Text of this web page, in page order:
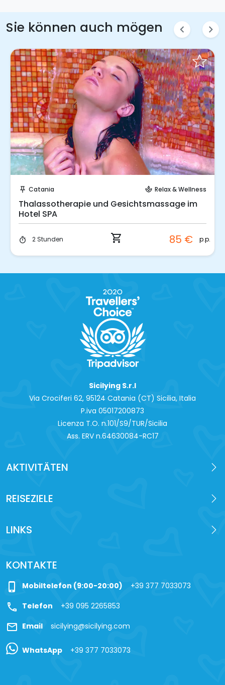
Sie können auch mögen chevron_left chevron_right
push_pin Catania spa Relax & Wellness
Thalassotherapie und Gesichtsmassage im
Hotel SPA
timer 2 Stunden shopping_cart 85 € p.p.
Sicilying S.r.l
Via Crociferi 62, 95124 Catania (CT) Sicilia, Italia
P.iva 0‍5017200873
Licenza T.O. n.101/S9/TUR/Sicilia
Ass. ERV n.64630084-RC17
AKTIVITÄTEN
REISEZIELE
LINKS
KONTAKTE
phone_iphone Mobiltelefon (9:00-20:00) +39 377 7033073
call Telefon +39 095 2265853
mail Email sicilying@sicilying.com
WhatsApp +39 377 7033073